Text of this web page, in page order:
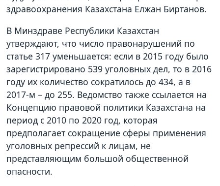
здравоохранения Казахстана Елжан Биртанов.
В Минздраве Республики Казахстан
утверждают, что число правонарушений по
статье 317 уменьшается: если в 2015 году было
зарегистрировано 539 уголовных дел, то в 2016
году их количество сократилось до 434, а в
2017-м – до 255. Ведомство также ссылается на
Концепцию правовой политики Казахстана на
период с 2010 по 2020 год, которая
предполагает сокращение сферы применения
уголовных репрессий к лицам, не
представляющим большой общественной
опасности.